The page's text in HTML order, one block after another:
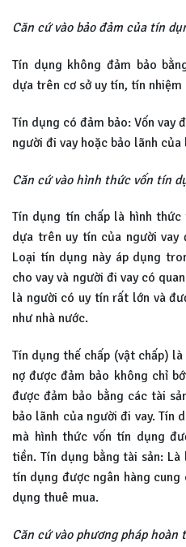
Căn cứ vào bảo đảm của tín
Tín dụng không đảm bảo
dựa trên cơ sở uy tín, tín nhiệm
Tín dụng có đảm bảo: Vốn vay
người đi vay hoặc bảo lãnh của
Căn cứ vào hình thức vốn tín
Tín dụng tín chấp là hình
dựa trên uy tín của người vay
Loại tín dụng này áp dụng
cho vay và người đi vay có
là người có uy tín rất lớn và
như nhà nước.
Tín dụng thế chấp (vật chấp)
nợ được đảm bảo không chỉ
được đảm bảo bằng các tài
bảo lãnh của người đi vay. Tín
mà hình thức vốn tín dụng
tiền. Tín dụng bằng tài sản:
tín dụng được ngân hàng
dụng thuê mua.
Căn cứ vào phương pháp hoàn